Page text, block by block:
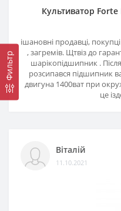
Фильтр
Культиватор Forte
iшановні продавці,
, загремів. Щтвіз до
шарікопідшипник .
розсипався підшипник
двигуна 1400ват при
це
Віталій
11.10.2021